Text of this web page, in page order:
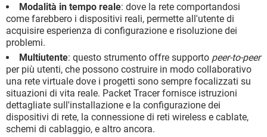
Modalità in tempo reale: dove la rete comportandosi
come farebbero i dispositivi reali, permette all'utente di
acquisire esperienza di configurazione e risoluzione dei
problemi.
Multiutente: questo strumento offre supporto peer-to-peer
per più utenti, che possono costruire in modo collaborativo
una rete virtuale dove i progetti sono sempre focalizzati su
situazioni di vita reale. Packet Tracer fornisce istruzioni
dettagliate sull'installazione e la configurazione dei
dispositivi di rete, la connessione di reti wireless e cablate,
schemi di cablaggio, e altro ancora.